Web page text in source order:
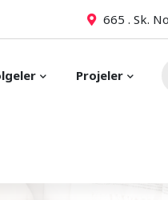
665 . Sk.
Projeler